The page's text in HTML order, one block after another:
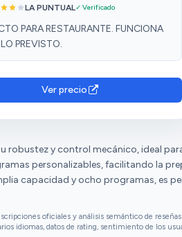
LA PUNTUAL✓ Verificado
PARA RESTAURANTE. FUNCIONA
PREVISTO.
Ver precio
robustez y control mecánico, ideal
personalizables, facilitando la
capacidad y ocho programas, es
oficiales y análisis semántico de
idiomas, datos de rating, sentimiento de los